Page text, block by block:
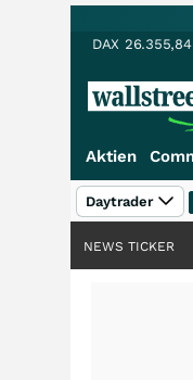
DAX 26.355,84
Aktien
Daytrader
NEWS TICKER